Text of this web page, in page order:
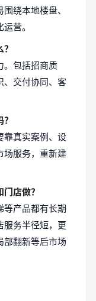
绕本地楼盘、
营。
。包括招商质
、交付协同、客
靠真实案例、设
场服务，重新建
店做？
等产品都有长期
服务半径短，更
部翻新等后市场